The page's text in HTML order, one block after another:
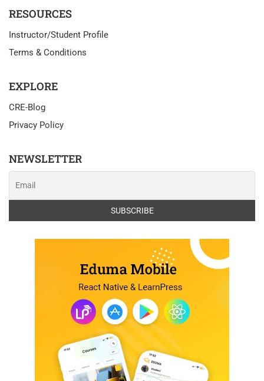
RESOURCES
Instructor/Student Profile
Terms & Conditions
EXPLORE
CRE-Blog
Privacy Policy
NEWSLETTER